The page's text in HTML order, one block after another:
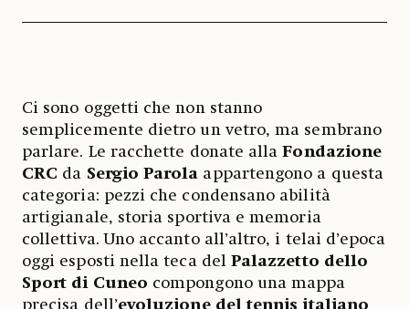
Ci sono oggetti che non stanno
semplicemente dietro un vetro, ma sembrano
parlare. Le racchette donate alla Fondazione
CRC da Sergio Parola appartengono a questa
categoria: pezzi che condensano abilità
artigianale, storia sportiva e memoria
collettiva. Uno accanto all’altro, i telai d’epoca
oggi esposti nella teca delPalazzetto dello
Sport di Cuneo compongono una mappa
precisa dell’evoluzione del tennis italiano